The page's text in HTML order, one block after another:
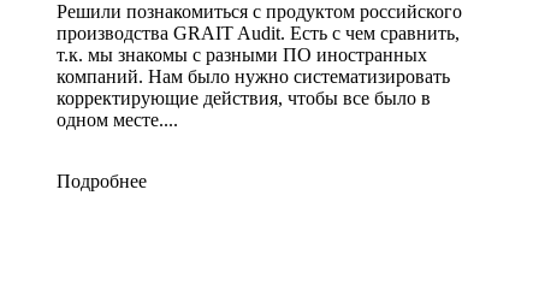
Решили познакомиться с продуктом российского
производства GRAIT Audit. Есть с чем сравнить,
т.к. мы знакомы с разными ПО иностранных
компаний. Нам было нужно систематизировать
корректирующие действия, чтобы все было в
одном месте....
Подробнее